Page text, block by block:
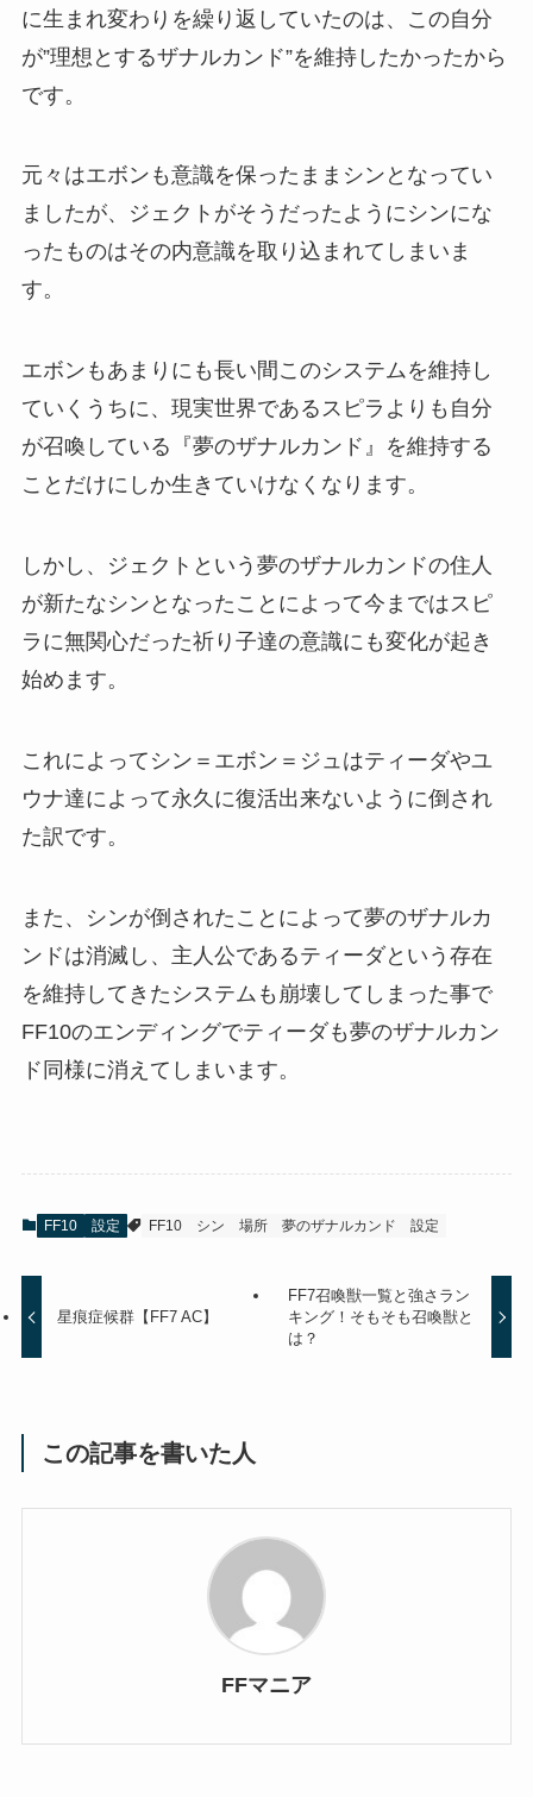
に生まれ変わりを繰り返していたのは、この自分
が”理想とするザナルカンド”を維持したかったから
です。
元々はエボンも意識を保ったままシンとなってい
ましたが、ジェクトがそうだったようにシンにな
ったものはその内意識を取り込まれてしまいま
す。
エボンもあまりにも長い間このシステムを維持し
ていくうちに、現実世界であるスピラよりも自分
が召喚している『夢のザナルカンド』を維持する
ことだけにしか生きていけなくなります。
しかし、ジェクトという夢のザナルカンドの住人
が新たなシンとなったことによって今まではスピ
ラに無関心だった祈り子達の意識にも変化が起き
始めます。
これによってシン＝エボン＝ジュはティーダやユ
ウナ達によって永久に復活出来ないように倒され
た訳です。
また、シンが倒されたことによって夢のザナルカ
ンドは消滅し、主人公であるティーダという存在
を維持してきたシステムも崩壊してしまった事で
FF10のエンディングでティーダも夢のザナルカン
ド同様に消えてしまいます。
FF10 設定 FF10 シン 場所 夢のザナルカンド 設定
星痕症候群【FF7 AC】
FF7召喚獣一覧と強さラン
キング！そもそも召喚獣と
は？
この記事を書いた人
FFマニア